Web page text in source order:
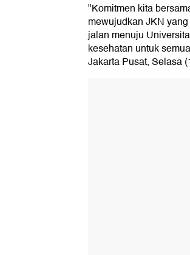
"Komitmen kita
mewujudkan JKN
jalan menuju
kesehatan untuk
Jakarta Pusat, Selasa